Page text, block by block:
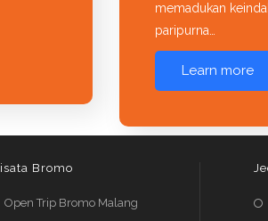
memadukan
paripurna…
Learn more
Bromo
Open Trip Bromo Malang